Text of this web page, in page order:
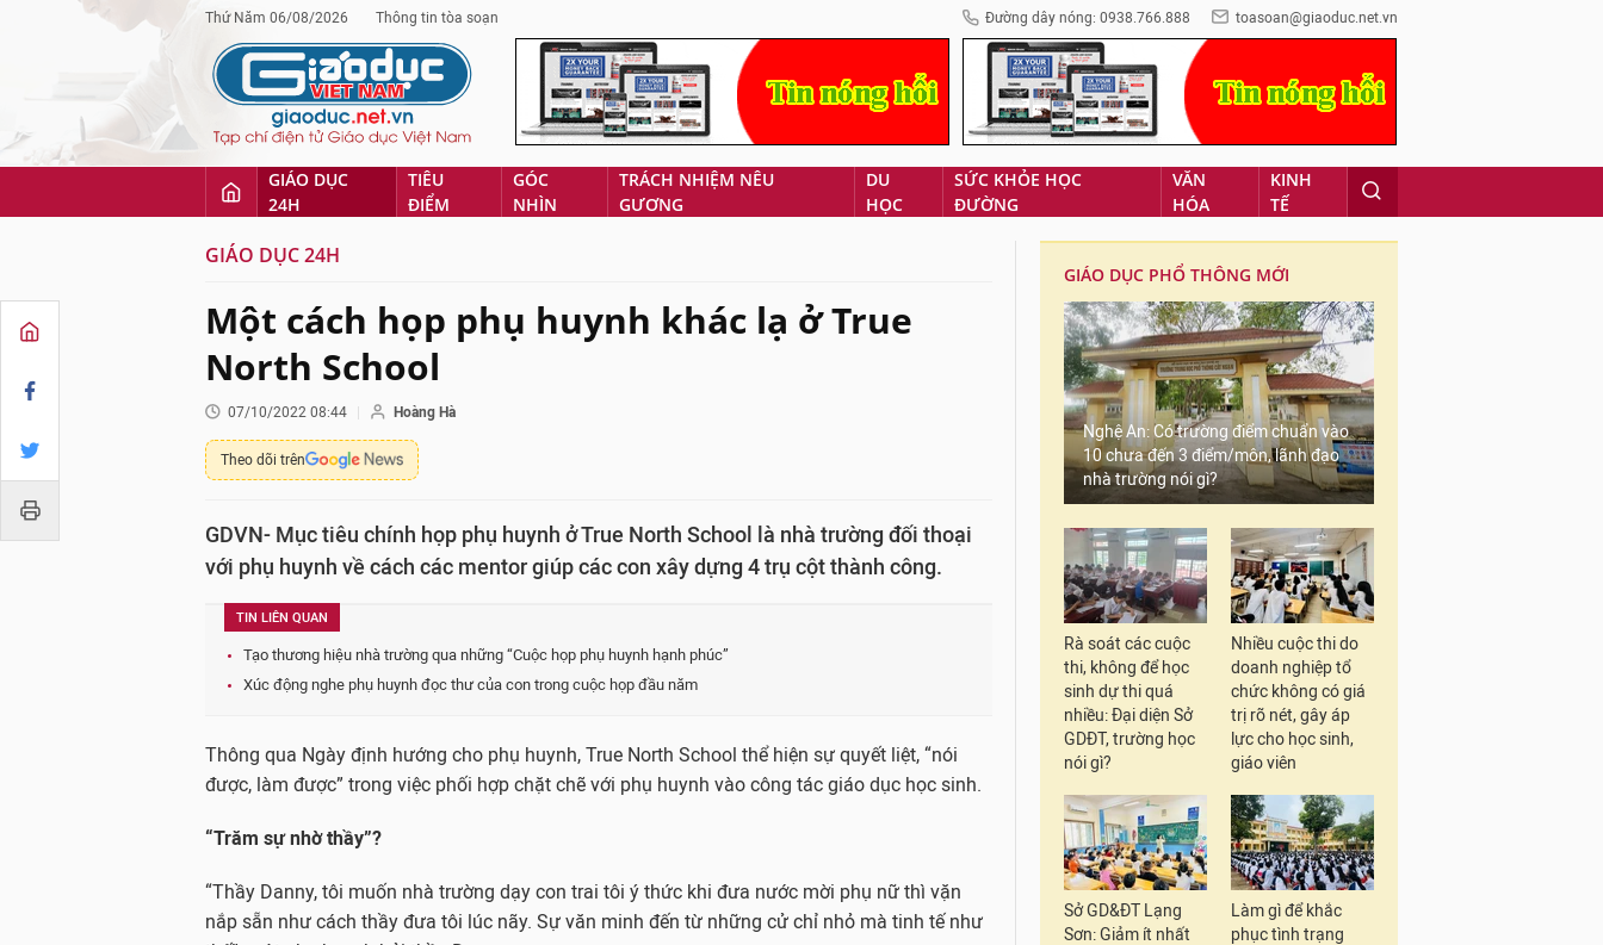
Thứ Năm 06/08/2026 Thông tin tòa soạn Đường dây nóng: 0938.766.888 toasoan@giaoduc.net.vn
GIÁO DỤC
24H
TIÊU
ĐIỂM
GÓC
NHÌN
TRÁCH NHIỆM NÊU
GƯƠNG
DU
HỌC
SỨC KHỎE HỌC
ĐƯỜNG
VĂN
HÓA
KINH
TẾ
GIÁO DỤC 24H
Một cách họp phụ huynh khác lạ ở True
North School
07/10/2022 08:44 Hoàng Hà
Theo dõi trên
GDVN- Mục tiêu chính họp phụ huynh ở True North School là nhà trường đối thoại
với phụ huynh về cách các mentor giúp các con xây dựng 4 trụ cột thành công.
TIN LIÊN QUAN
Tạo thương hiệu nhà trường qua những “Cuộc họp phụ huynh hạnh phúc”
Xúc động nghe phụ huynh đọc thư của con trong cuộc họp đầu năm
Thông qua Ngày định hướng cho phụ huynh, True North School thể hiện sự quyết liệt, “nói
được, làm được” trong việc phối hợp chặt chẽ với phụ huynh vào công tác giáo dục học sinh.
“Trăm sự nhờ thầy”?
“Thầy Danny, tôi muốn nhà trường dạy con trai tôi ý thức khi đưa nước mời phụ nữ thì vặn
nắp sẵn như cách thầy đưa tôi lúc nãy. Sự văn minh đến từ những cử chỉ nhỏ mà tinh tế như
GIÁO DỤC PHỔ THÔNG MỚI
Nghệ An: Có trường điểm chuẩn vào
10 chưa đến 3 điểm/môn, lãnh đạo
nhà trường nói gì?
Rà soát các cuộc
thi, không để học
sinh dự thi quá
nhiều: Đại diện Sở
GDĐT, trường học
nói gì?
Nhiều cuộc thi do
doanh nghiệp tổ
chức không có giá
trị rõ nét, gây áp
lực cho học sinh,
giáo viên
Sở GD&ĐT Lạng
Sơn: Giảm ít nhất
Làm gì để khắc
phục tình trạng